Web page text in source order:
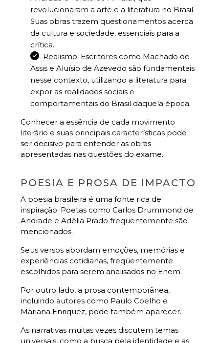
revolucionaram a arte e a literatura no Brasil.
Suas obras trazem questionamentos acerca
da cultura e sociedade, essenciais para a
crítica.
Realismo: Escritores como Machado de
Assis e Aluísio de Azevedo são fundamentais
nesse contexto, utilizando a literatura para
expor as realidades sociais e
comportamentais do Brasil daquela época.
Conhecer a essência de cada movimento
literário e suas principais características pode
ser decisivo para entender as obras
apresentadas nas questões do exame.
POESIA E PROSA DE IMPACTO
A poesia brasileira é uma fonte rica de
inspiração. Poetas como Carlos Drummond de
Andrade e Adélia Prado frequentemente são
mencionados.
Seus versos abordam emoções, memórias e
experiências cotidianas, frequentemente
escolhidos para serem analisados no Enem.
Por outro lado, a prosa contemporânea,
incluindo autores como Paulo Coelho e
Mariana Enriquez, pode também aparecer.
As narrativas muitas vezes discutem temas
universais, como a busca pela identidade e as